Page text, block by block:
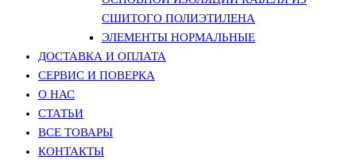
СШИТОГО ПОЛИЭТИЛЕНА
ЭЛЕМЕНТЫ НОРМАЛЬНЫЕ
ДОСТАВКА И ОПЛАТА
СЕРВИС И ПОВЕРКА
О НАС
СТАТЬИ
ВСЕ ТОВАРЫ
КОНТАКТЫ